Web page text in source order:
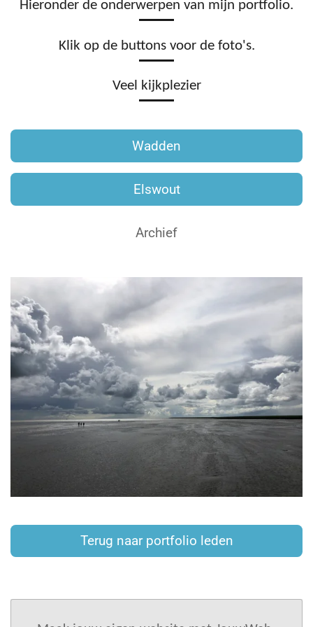
Hieronder de onderwerpen van mijn portfolio.
Klik op de buttons voor de foto's.
Veel kijkplezier
Wadden
Elswout
Archief
Terug naar portfolio leden